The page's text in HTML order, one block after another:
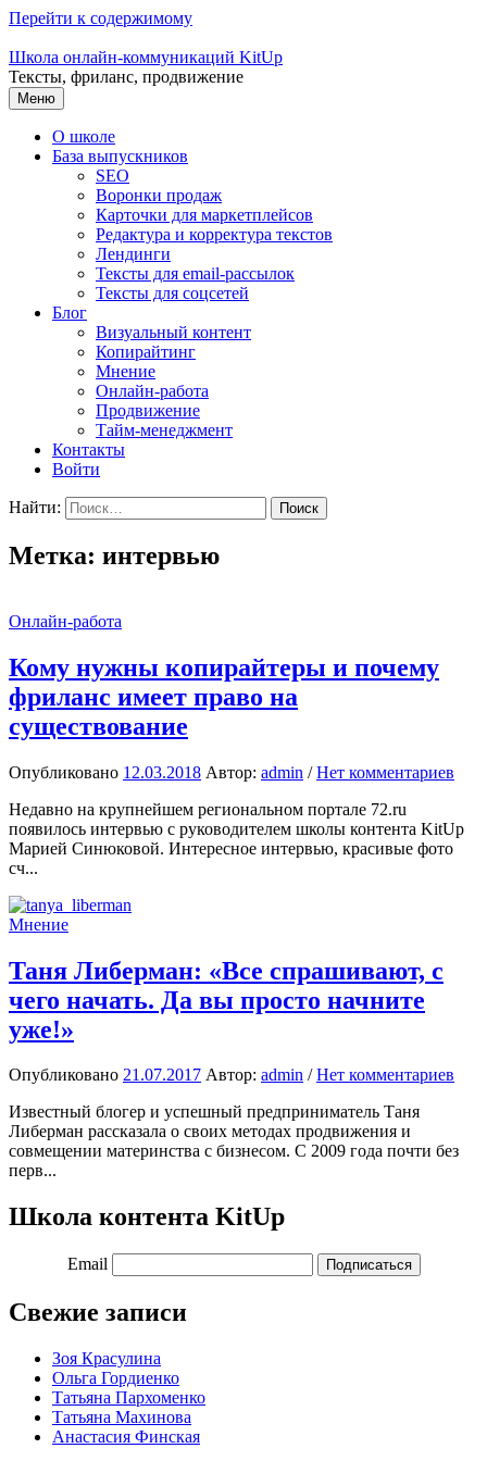
Перейти к содержимому
Школа онлайн-коммуникаций KitUp
Тексты, фриланс, продвижение
Меню
О школе
База выпускников
SEO
Воронки продаж
Карточки для маркетплейсов
Редактура и корректура текстов
Лендинги
Тексты для email-рассылок
Тексты для соцсетей
Блог
Визуальный контент
Копирайтинг
Мнение
Онлайн-работа
Продвижение
Тайм-менеджмент
Контакты
Войти
Найти:
Метка: интервью
Онлайн-работа
Кому нужны копирайтеры и почему
фриланс имеет право на
существование
Опубликовано 12.03.2018 Автор: admin /Нет комментариев
Недавно на крупнейшем региональном портале 72.ru
появилось интервью с руководителем школы контента KitUp
Марией Синюковой. Интересное интервью, красивые фото
сч...
Мнение
Таня Либерман: «Все спрашивают, с
чего начать. Да вы просто начните
уже!»
Опубликовано 21.07.2017 Автор: admin /Нет комментариев
Известный блогер и успешный предприниматель Таня
Либерман рассказала о своих методах продвижения и
совмещении материнства с бизнесом. С 2009 года почти без
перв...
Школа контента KitUp
Email Подписаться
Свежие записи
Зоя Красулина
Ольга Гордиенко
Татьяна Пархоменко
Татьяна Махинова
Анастасия Финская